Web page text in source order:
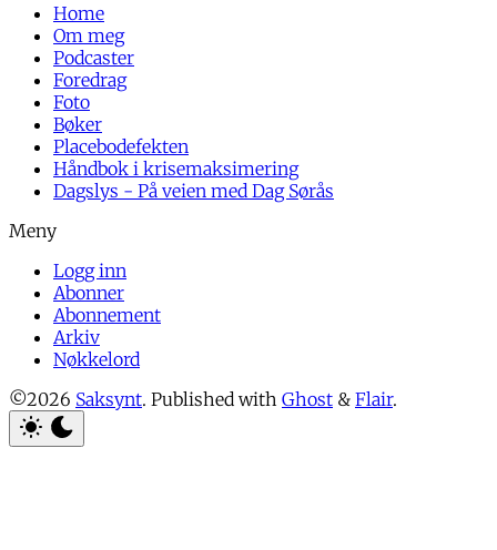
Home
Om meg
Podcaster
Foredrag
Foto
Bøker
Placebodefekten
Håndbok i krisemaksimering
Dagslys - På veien med Dag Sørås
Logg inn
Abonner
Abonnement
Arkiv
Nøkkelord
©2026 Saksynt. Published with Ghost & Flair.